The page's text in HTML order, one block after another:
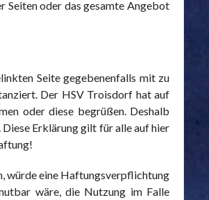
Seiten oder das gesamte Angebot
Seite gegebenenfalls mit zu
Der HSV Troisdorf hat auf
oder diese begrüßen. Deshalb
Erklärung gilt für alle auf hier
würde eine Haftungsverpflichtung
wäre, die Nutzung im Falle